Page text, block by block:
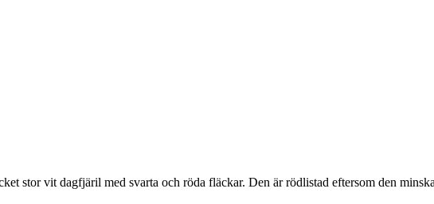
stor vit dagfjäril med svarta och röda fläckar. Den är rödlistad eftersom den